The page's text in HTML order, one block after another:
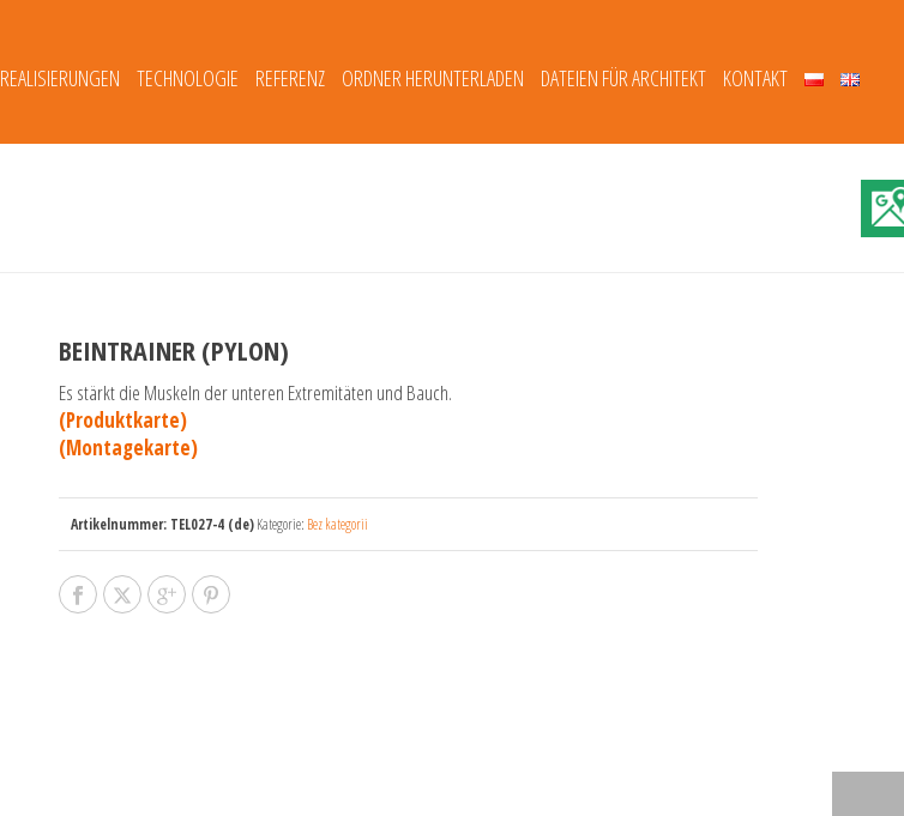
REALISIERUNGEN TECHNOLOGIE REFERENZ ORDNER HERUNTERLADEN DATEIEN FÜR ARCHITEKT KONTAKT
BEINTRAINER (PYLON)
Es stärkt die Muskeln der unteren Extremitäten und Bauch.
(Produktkarte)
(Montagekarte)
Artikelnummer: TEL027-4 (de)Kategorie: Bez kategorii